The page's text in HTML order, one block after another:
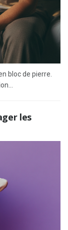
bloc de pierre.
les